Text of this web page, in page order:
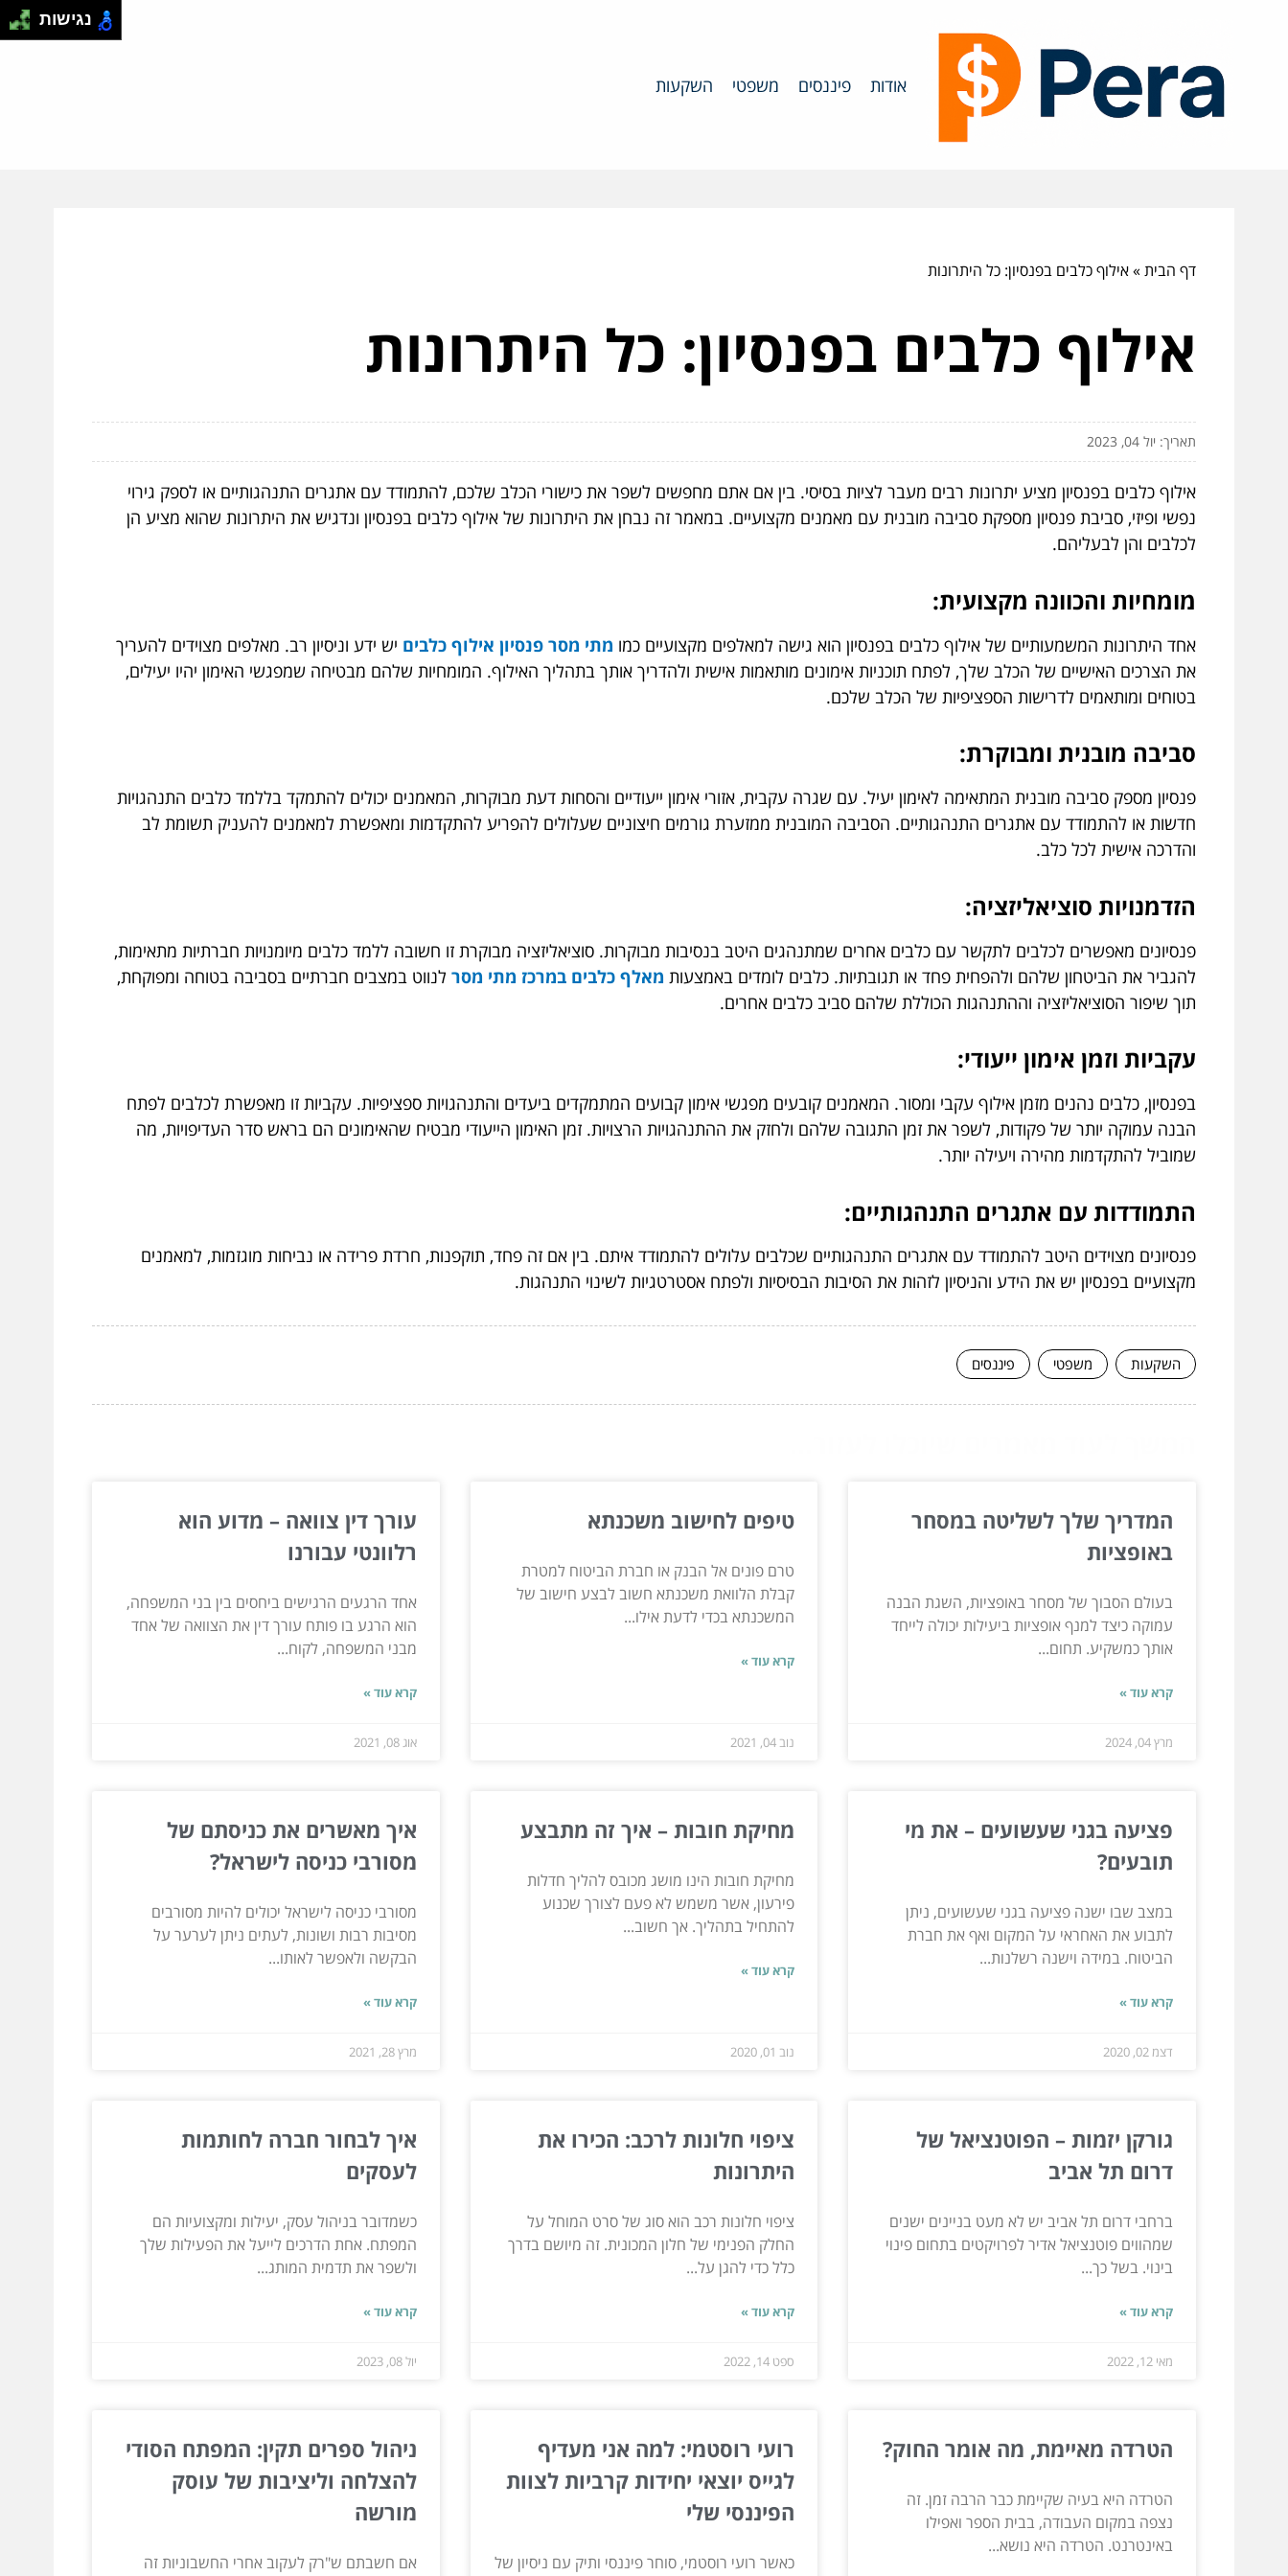
אודות פיננסים משפטי השקעות
דף הבית»אילוף כלבים בפנסיון: כל היתרונות
אילוף כלבים בפנסיון: כל היתרונות
תאריך: יול 04, 2023
אילוף כלבים בפנסיון מציע יתרונות רבים מעבר לציות בסיסי. בין אם אתם מחפשים לשפר את כישורי הכלב שלכם, להתמודד עם אתגרים התנהגותיים או לספק גירוי
נפשי ופיזי, סביבת פנסיון מספקת סביבה מובנית עם מאמנים מקצועיים. במאמר זה נבחן את היתרונות של אילוף כלבים בפנסיון ונדגיש את היתרונות שהוא מציע הן
לכלבים והן לבעליהם.
מומחיות והכוונה מקצועית:
אחד היתרונות המשמעותיים של אילוף כלבים בפנסיון הוא גישה למאלפים מקצועיים כמו מתי מסר פנסיון אילוף כלבים יש ידע וניסיון רב. מאלפים מצוידים להעריך
את הצרכים האישיים של הכלב שלך, לפתח תוכניות אימונים מותאמות אישית ולהדריך אותך בתהליך האילוף. המומחיות שלהם מבטיחה שמפגשי האימון יהיו יעילים,
בטוחים ומותאמים לדרישות הספציפיות של הכלב שלכם.
סביבה מובנית ומבוקרת:
פנסיון מספק סביבה מובנית המתאימה לאימון יעיל. עם שגרה עקבית, אזורי אימון ייעודיים והסחות דעת מבוקרות, המאמנים יכולים להתמקד בללמד כלבים התנהגויות
חדשות או להתמודד עם אתגרים התנהגותיים. הסביבה המובנית ממזערת גורמים חיצוניים שעלולים להפריע להתקדמות ומאפשרת למאמנים להעניק תשומת לב
והדרכה אישית לכל כלב.
הזדמנויות סוציאליזציה:
פנסיונים מאפשרים לכלבים לתקשר עם כלבים אחרים שמתנהגים היטב בנסיבות מבוקרות. סוציאליזציה מבוקרת זו חשובה ללמד כלבים מיומנויות חברתיות מתאימות,
להגביר את הביטחון שלהם ולהפחית פחד או תגובתיות. כלבים לומדים באמצעות מאלף כלבים במרכז מתי מסר לנווט במצבים חברתיים בסביבה בטוחה ומפוקחת,
תוך שיפור הסוציאליזציה וההתנהגות הכוללת שלהם סביב כלבים אחרים.
עקביות וזמן אימון ייעודי:
בפנסיון, כלבים נהנים מזמן אילוף עקבי ומסור. המאמנים קובעים מפגשי אימון קבועים המתמקדים ביעדים והתנהגויות ספציפיות. עקביות זו מאפשרת לכלבים לפתח
הבנה עמוקה יותר של פקודות, לשפר את זמן התגובה שלהם ולחזק את ההתנהגויות הרצויות. זמן האימון הייעודי מבטיח שהאימונים הם בראש סדר העדיפויות, מה
שמוביל להתקדמות מהירה ויעילה יותר.
התמודדות עם אתגרים התנהגותיים:
פנסיונים מצוידים היטב להתמודד עם אתגרים התנהגותיים שכלבים עלולים להתמודד איתם. בין אם זה פחד, תוקפנות, חרדת פרידה או נביחות מוגזמות, למאמנים
מקצועיים בפנסיון יש את הידע והניסיון לזהות את הסיבות הבסיסיות ולפתח אסטרטגיות לשינוי התנהגות.
השקעות משפטי פיננסים
המדריך שלך לשליטה במסחר
באופציות
בעולם הסבוך של מסחר באופציות, השגת הבנה
עמוקה כיצד למנף אופציות ביעילות יכולה לייחד
אותך כמשקיע. תחום...
קרא עוד »
מרץ 04, 2024
טיפים לחישוב משכנתא
טרם פונים אל הבנק או חברת הביטוח למטרת
קבלת הלוואת משכנתא חשוב לבצע חישוב של
המשכנתא בכדי לדעת אילו...
קרא עוד »
נוב 04, 2021
עורך דין צוואה – מדוע הוא
רלוונטי עבורנו
אחד הרגעים הרגישים ביחסים בין בני המשפחה,
הוא הרגע בו פותח עורך דין את הצוואה של אחד
מבני המשפחה, לקוח...
קרא עוד »
אוג 08, 2021
פציעה בגני שעשועים – את מי
תובעים?
במצב שבו ישנה פציעה בגני שעשועים, ניתן
לתבוע את האחראי על המקום ואף את חברת
הביטוח. במידה וישנה רשלנות...
קרא עוד »
דצמ 02, 2020
מחיקת חובות – איך זה מתבצע
מחיקת חובות הינו מושג מכובס להליך חדלות
פירעון, אשר משמש לא פעם לצורך שכנוע
להתחיל בתהליך. אך חשוב...
קרא עוד »
נוב 01, 2020
איך מאשרים את כניסתם של
מסורבי כניסה לישראל?
מסורבי כניסה לישראל יכולים להיות מסורבים
מסיבות רבות ושונות, לעתים ניתן לערער על
הבקשה ולאפשר לאותו...
קרא עוד »
מרץ 28, 2021
גורקן יזמות – הפוטנציאל של
דרום תל אביב
ברחבי דרום תל אביב יש לא מעט בניינים ישנים
שמהווים פוטנציאל אדיר לפרויקטים בתחום פינוי
בינוי. בשל כך...
קרא עוד »
מאי 12, 2022
ציפוי חלונות לרכב: הכירו את
היתרונות
ציפוי חלונות רכב הוא סוג של סרט המוחל על
החלק הפנימי של חלון המכונית. זה מיושם בדרך
כלל כדי להגן על...
קרא עוד »
ספט 14, 2022
איך לבחור חברה לחותמות
לעסקים
כשמדובר בניהול עסק, יעילות ומקצועיות הם
המפתח. אחת הדרכים לייעל את הפעילות שלך
ולשפר את תדמית המותג...
קרא עוד »
יול 08, 2023
הטרדה מאיימת, מה אומר החוק?
הטרדה היא בעיה שקיימת כבר הרבה זמן. זה
נצפה במקום העבודה, בבית הספר ואפילו
באינטרנט. הטרדה היא נושא...
רועי רוסטמי: למה אני מעדיף
לגייס יוצאי יחידות קרביות לצוות
הפיננסי שלי
כאשר רועי רוסטמי, סוחר פיננסי ותיק עם ניסיון של
ניהול ספרים תקין: המפתח הסודי
להצלחה וליציבות של עוסק
מורשה
אם חשבתם ש"רק לעקוב אחרי החשבוניות זה
נגישות